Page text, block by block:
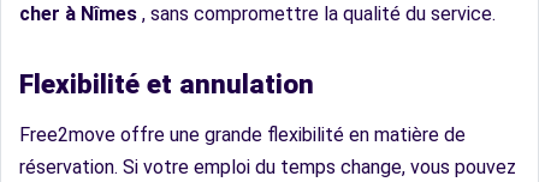
cher à Nîmes , sans compromettre la qualité du service.
Flexibilité et annulation
Free2move offre une grande flexibilité en matière de
réservation. Si votre emploi du temps change, vous pouvez